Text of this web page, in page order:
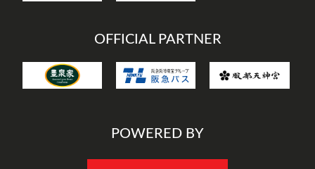
OFFICIAL PARTNER
POWERED BY